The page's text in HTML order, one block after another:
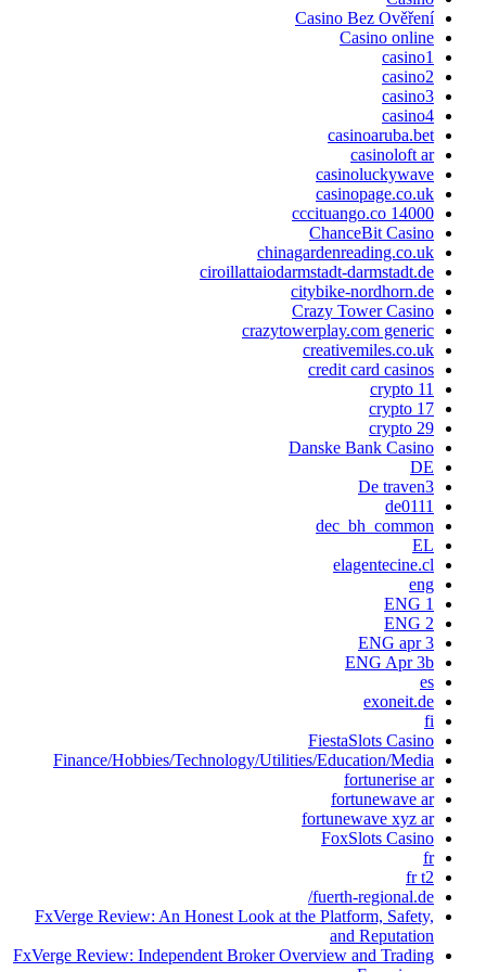
Casino Bez Ověření
Casino online
casino1
casino2
casino3
casino4
casinoaruba.bet
casinoloft ar
casinoluckywave
casinopage.co.uk
cccituango.co 14000
ChanceBit Casino
chinagardenreading.co.uk
ciroillattaiodarmstadt-darmstadt.de
citybike-nordhorn.de
Crazy Tower Сasino
crazytowerplay.com generic
creativemiles.co.uk
credit card casinos
crypto 11
crypto 17
crypto 29
Danske Bank Casino
DE
De traven3
de0111
dec_bh_common
EL
elagentecine.cl
eng
ENG 1
ENG 2
ENG apr 3
ENG Apr 3b
es
exoneit.de
fi
FiestaSlots Casino
Finance/Hobbies/Technology/Utilities/Education/Media
fortunerise ar
fortunewave ar
fortunewave xyz ar
FoxSlots Casino
fr
fr t2
fuerth-regional.de/
FxVerge Review: An Honest Look at the Platform, Safety,
and Reputation
FxVerge Review: Independent Broker Overview and Trading